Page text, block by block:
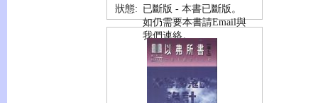
狀態: 已斷版 - 本書已斷版。
如仍需要本書請Email與
我們連絡。